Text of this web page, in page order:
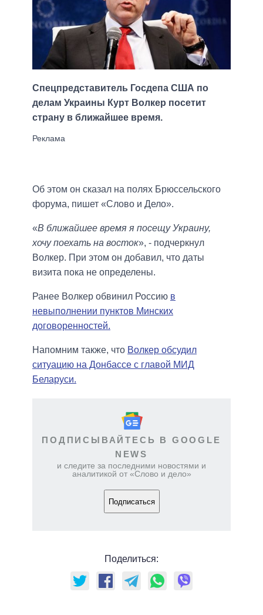
Спецпредставитель Госдепа США по
делам Украины Курт Волкер посетит
страну в ближайшее время.
Об этом он сказал на полях Брюссельского
форума, пишет «Слово и Дело».
«В ближайшее время я посещу Украину,
хочу поехать на восток», - подчеркнул
Волкер. При этом он добавил, что даты
визита пока не определены.
Ранее Волкер обвинил Россию в
невыполнении пунктов Минских
договоренностей.
Напомним также, что Волкер обсудил
ситуацию на Донбассе с главой МИД
Беларуси.
ПОДПИСЫВАЙТЕСЬ В GOOGLE
NEWS
и следите за последними новостями и
аналитикой от «Слово и дело»
Подписаться
Поделиться: